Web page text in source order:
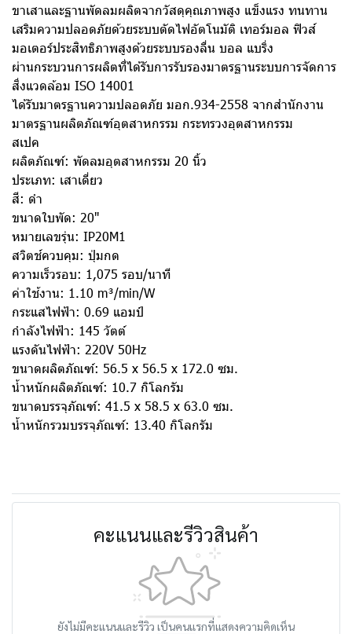
ขาเสาและฐานพัดลมผลิตจากวัสดุคุณภาพสูง แข็งแรง ทนทาน
เสริมความปลอดภัยด้วยระบบตัดไฟอัตโนมัติ เทอร์มอล ฟิวส์
มอเตอร์ประสิทธิภาพสูงด้วยระบบรองลื่น บอล แบริ่ง
ผ่านกระบวนการผลิตที่ได้รับการรับรองมาตรฐานระบบการจัดการ
สิ่งแวดล้อม ISO 14001
ได้รับมาตรฐานความปลอดภัย มอก.934-2558 จากสำนักงาน
มาตรฐานผลิตภัณฑ์อุตสาหกรรม กระทรวงอุตสาหกรรม
สเปค
ผลิตภัณฑ์: พัดลมอุตสาหกรรม 20 นิ้ว
ประเภท: เสาเดี่ยว
สี: ดำ
ขนาดใบพัด: 20"
หมายเลขรุ่น: IP20M1
สวิตช์ควบคุม: ปุ่มกด
ความเร็วรอบ: 1,075 รอบ/นาที
ค่าใช้งาน: 1.10 m³/min/W
กระแสไฟฟ้า: 0.69 แอมป์
กำลังไฟฟ้า: 145 วัตต์
แรงดันไฟฟ้า: 220V 50Hz
ขนาดผลิตภัณฑ์: 56.5 x 56.5 x 172.0 ซม.
นํ้าหนักผลิตภัณฑ์: 10.7 กิโลกรัม
ขนาดบรรจุภัณฑ์: 41.5 x 58.5 x 63.0 ซม.
นํ้าหนักรวมบรรจุภัณฑ์: 13.40 กิโลกรัม
คะแนนและรีวิวสินค้า
ยังไม่มีคะแนนและรีวิว เป็นคนแรกที่แสดงความคิดเห็น